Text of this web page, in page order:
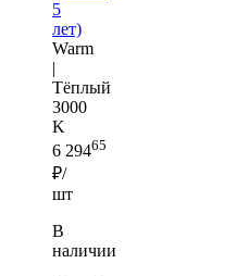
5
лет)
Warm
|
Тёплый
3000
K
6 29465
₽/
шт
В
наличии